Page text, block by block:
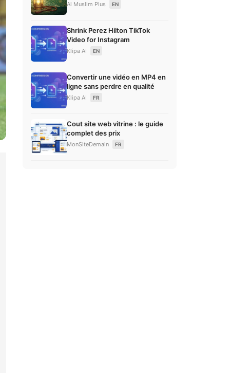
Al Muslim Plus EN
Shrink Perez Hilton TikTok
Video for Instagram
Klipa AI EN
Convertir une vidéo en MP4 en
ligne sans perdre en qualité
Klipa AI FR
Cout site web vitrine : le guide
complet des prix
MonSiteDemain FR